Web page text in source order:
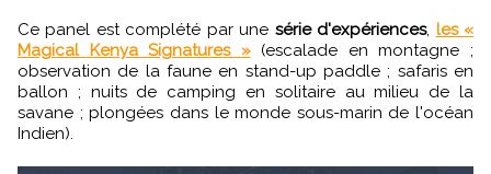
Ce panel est complété par une série d'expériences, les «
Magical Kenya Signatures »(escalade en montagne ;
observation de la faune en stand-up paddle ; safaris en
ballon ; nuits de camping en solitaire au milieu de la
savane ; plongées dans le monde sous-marin de l'océan
Indien).